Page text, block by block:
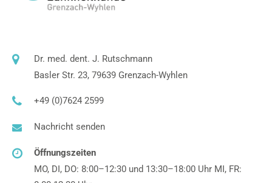
Dr. med. dent. J. Rutschmann
Basler Str. 23, 79639 Grenzach-Wyhlen
+49 (0)7624 2599
Nachricht senden
Öffnungszeiten
MO, DI, DO: 8:00–12:30 und 13:30–18:00 Uhr MI, FR: